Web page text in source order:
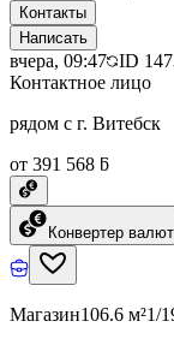
Контакты
Написать
вчера, 09:47 ID
Контактное лицо
рядом с г. Витебск
от 391 568 ƃ
Конвертер валют
Магазин106.6 м²1/